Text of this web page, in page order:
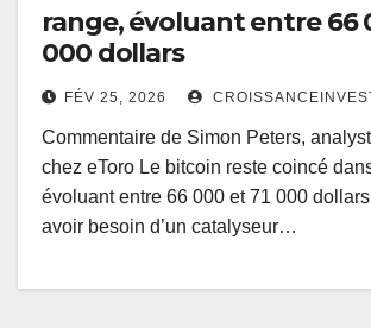
range, évoluant entre 66
000 dollars
FÉV 25, 2026
Commentaire de Simon Peters,
chez eToro Le bitcoin reste coincé
évoluant entre 66 000 et 71 000
avoir besoin d’un catalyseur…